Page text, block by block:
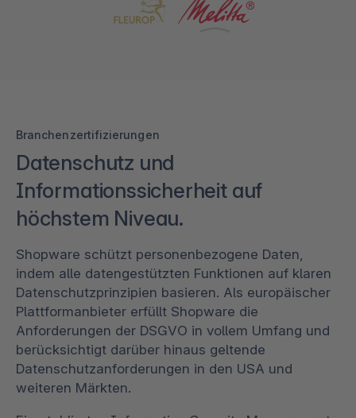
Branchenzertifizierungen
Datenschutz und
Informationssicherheit auf
höchstem Niveau.
Shopware schützt personenbezogene Daten,
indem alle datengestützten Funktionen auf klaren
Datenschutzprinzipien basieren. Als europäischer
Plattformanbieter erfüllt Shopware die
Anforderungen der DSGVO in vollem Umfang und
berücksichtigt darüber hinaus geltende
Datenschutzanforderungen in den USA und
weiteren Märkten.